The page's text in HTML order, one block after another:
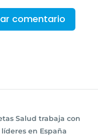
Salud trabaja con
en España